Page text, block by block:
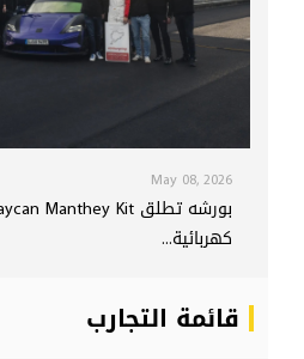
May 08, 2026
كهربائية...
قائمة التجارب